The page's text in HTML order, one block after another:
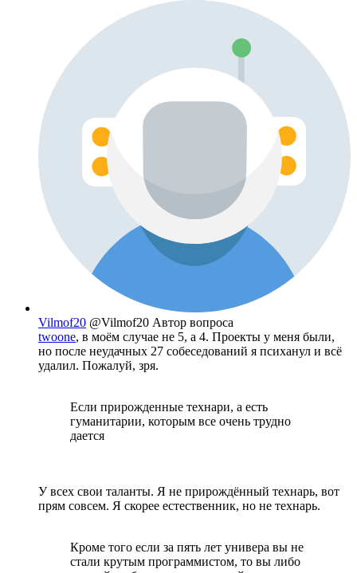
Vilmof20 @Vilmof20 Автор вопроса
twoone, в моём случае не 5, а 4. Проекты у меня были,
но после неудачных 27 собеседований я психанул и всё
удалил. Пожалуй, зря.
Если прирожденные технари, а есть
гуманитарии, которым все очень трудно
дается
У всех свои таланты. Я не прирождённый технарь, вот
прям совсем. Я скорее естественник, но не технарь.
Кроме того если за пять лет универа вы не
стали крутым программистом, то вы либо